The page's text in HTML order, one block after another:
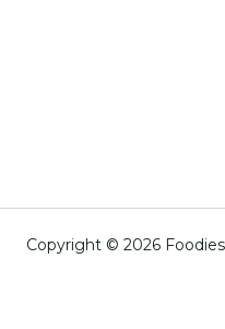
Copyright © 2026